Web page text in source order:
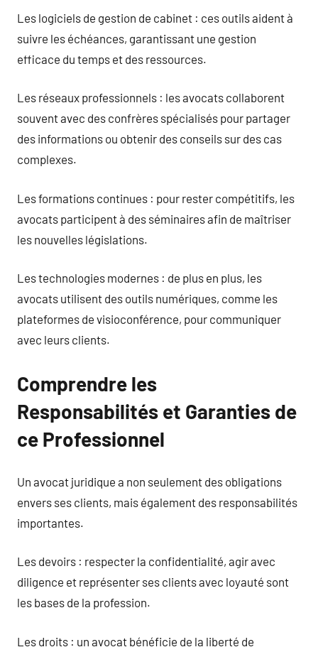
Les logiciels de gestion de cabinet : ces outils aident à
suivre les échéances, garantissant une gestion
efficace du temps et des ressources.
Les réseaux professionnels : les avocats collaborent
souvent avec des confrères spécialisés pour partager
des informations ou obtenir des conseils sur des cas
complexes.
Les formations continues : pour rester compétitifs, les
avocats participent à des séminaires afin de maîtriser
les nouvelles législations.
Les technologies modernes : de plus en plus, les
avocats utilisent des outils numériques, comme les
plateformes de visioconférence, pour communiquer
avec leurs clients.
Comprendre les
Responsabilités et Garanties de
ce Professionnel
Un avocat juridique a non seulement des obligations
envers ses clients, mais également des responsabilités
importantes.
Les devoirs : respecter la confidentialité, agir avec
diligence et représenter ses clients avec loyauté sont
les bases de la profession.
Les droits : un avocat bénéficie de la liberté de